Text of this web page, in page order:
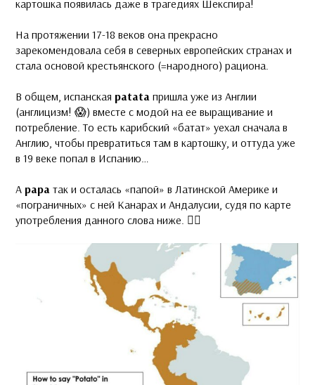
картошка появилась даже в трагедиях Шекспира!
На протяжении 17-18 веков она прекрасно
зарекомендовала себя в северных европейских странах и
стала основой крестьянского (=народного) рациона.
В общем, испанская patata пришла уже из Англии
(англицизм! 😱) вместе с модой на ее выращивание и
потребление. То есть карибский «батат» уехал сначала в
Англию, чтобы превратиться там в картошку, и оттуда уже
в 19 веке попал в Испанию…
А papa так и осталась «папой» в Латинской Америке и
«пограничных» с ней Канарах и Андалусии, судя по карте
употребления данного слова ниже. 👇🏻